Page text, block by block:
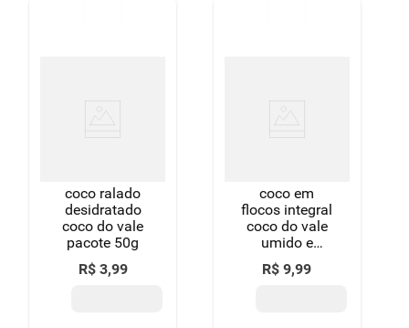
coco ralado
desidratado
coco do vale
pacote 50g
R$ 3,99
coco em
flocos integral
coco do vale
umido e
adocado
100g-pc
R$ 9,99